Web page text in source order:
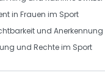
in Frauen im Sport
und Anerkennung
und Rechte im Sport